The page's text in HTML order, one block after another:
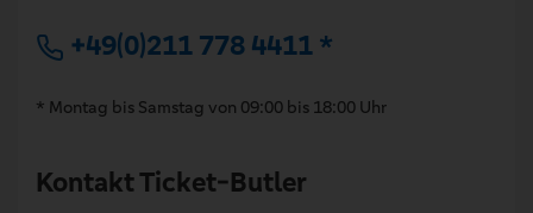
+49(0)211 778 4411 *
* Montag bis Samstag von 09:00 bis 18:00 Uhr
Kontakt Ticket-Butler